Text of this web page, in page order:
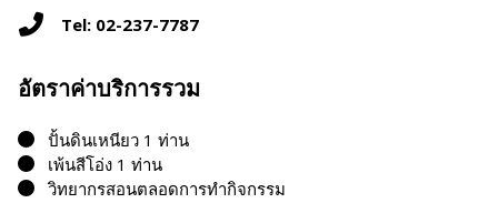
Tel: 02-237-7787
อัตราค่าบริการรวม
ปั้นดินเหนียว 1 ท่าน
เพ้นสีโอ่ง 1 ท่าน
วิทยากรสอนตลอดการทำกิจกรรม